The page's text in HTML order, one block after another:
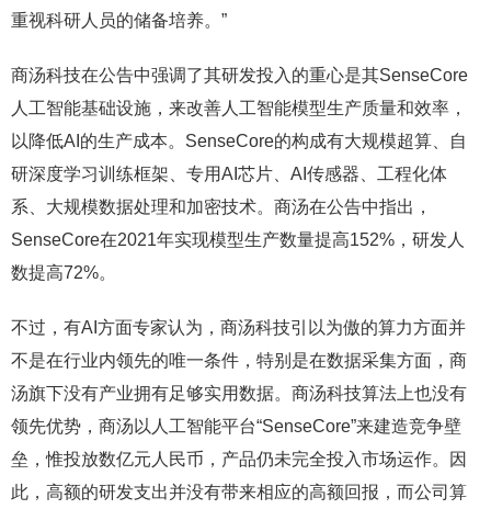
重视科研人员的储备培养。”
商汤科技在公告中强调了其研发投入的重心是其SenseCore
人工智能基础设施，来改善人工智能模型生产质量和效率，
以降低AI的生产成本。SenseCore的构成有大规模超算、自
研深度学习训练框架、专用AI芯片、AI传感器、工程化体
系、大规模数据处理和加密技术。商汤在公告中指出，
SenseCore在2021年实现模型生产数量提高152%，研发人
数提高72%。
不过，有AI方面专家认为，商汤科技引以为傲的算力方面并
不是在行业内领先的唯一条件，特别是在数据采集方面，商
汤旗下没有产业拥有足够实用数据。商汤科技算法上也没有
领先优势，商汤以人工智能平台“SenseCore”来建造竞争壁
垒，惟投放数亿元人民币，产品仍未完全投入市场运作。因
此，高额的研发支出并没有带来相应的高额回报，而公司算